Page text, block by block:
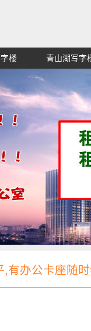
租出售,找高端高
楼 青山湖写字
,有办公卡座随